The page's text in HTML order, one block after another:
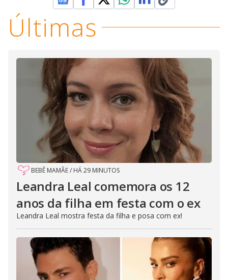
Últimas
BEBÊ MAMÃE/ HÁ 29 MINUTOS
Leandra Leal comemora os 12
anos da filha em festa com o ex
Leandra Leal mostra festa da filha e posa com ex!